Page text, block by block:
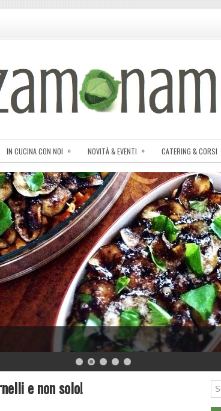
IN CUCINA CON NOI » NOVITÀ & EVENTI » CATERING & CORSI
e non solo!